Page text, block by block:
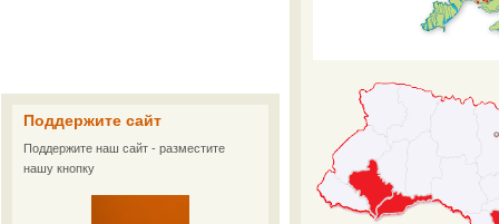
Поддержите сайт
Поддержите наш сайт - разместите
нашу кнопку